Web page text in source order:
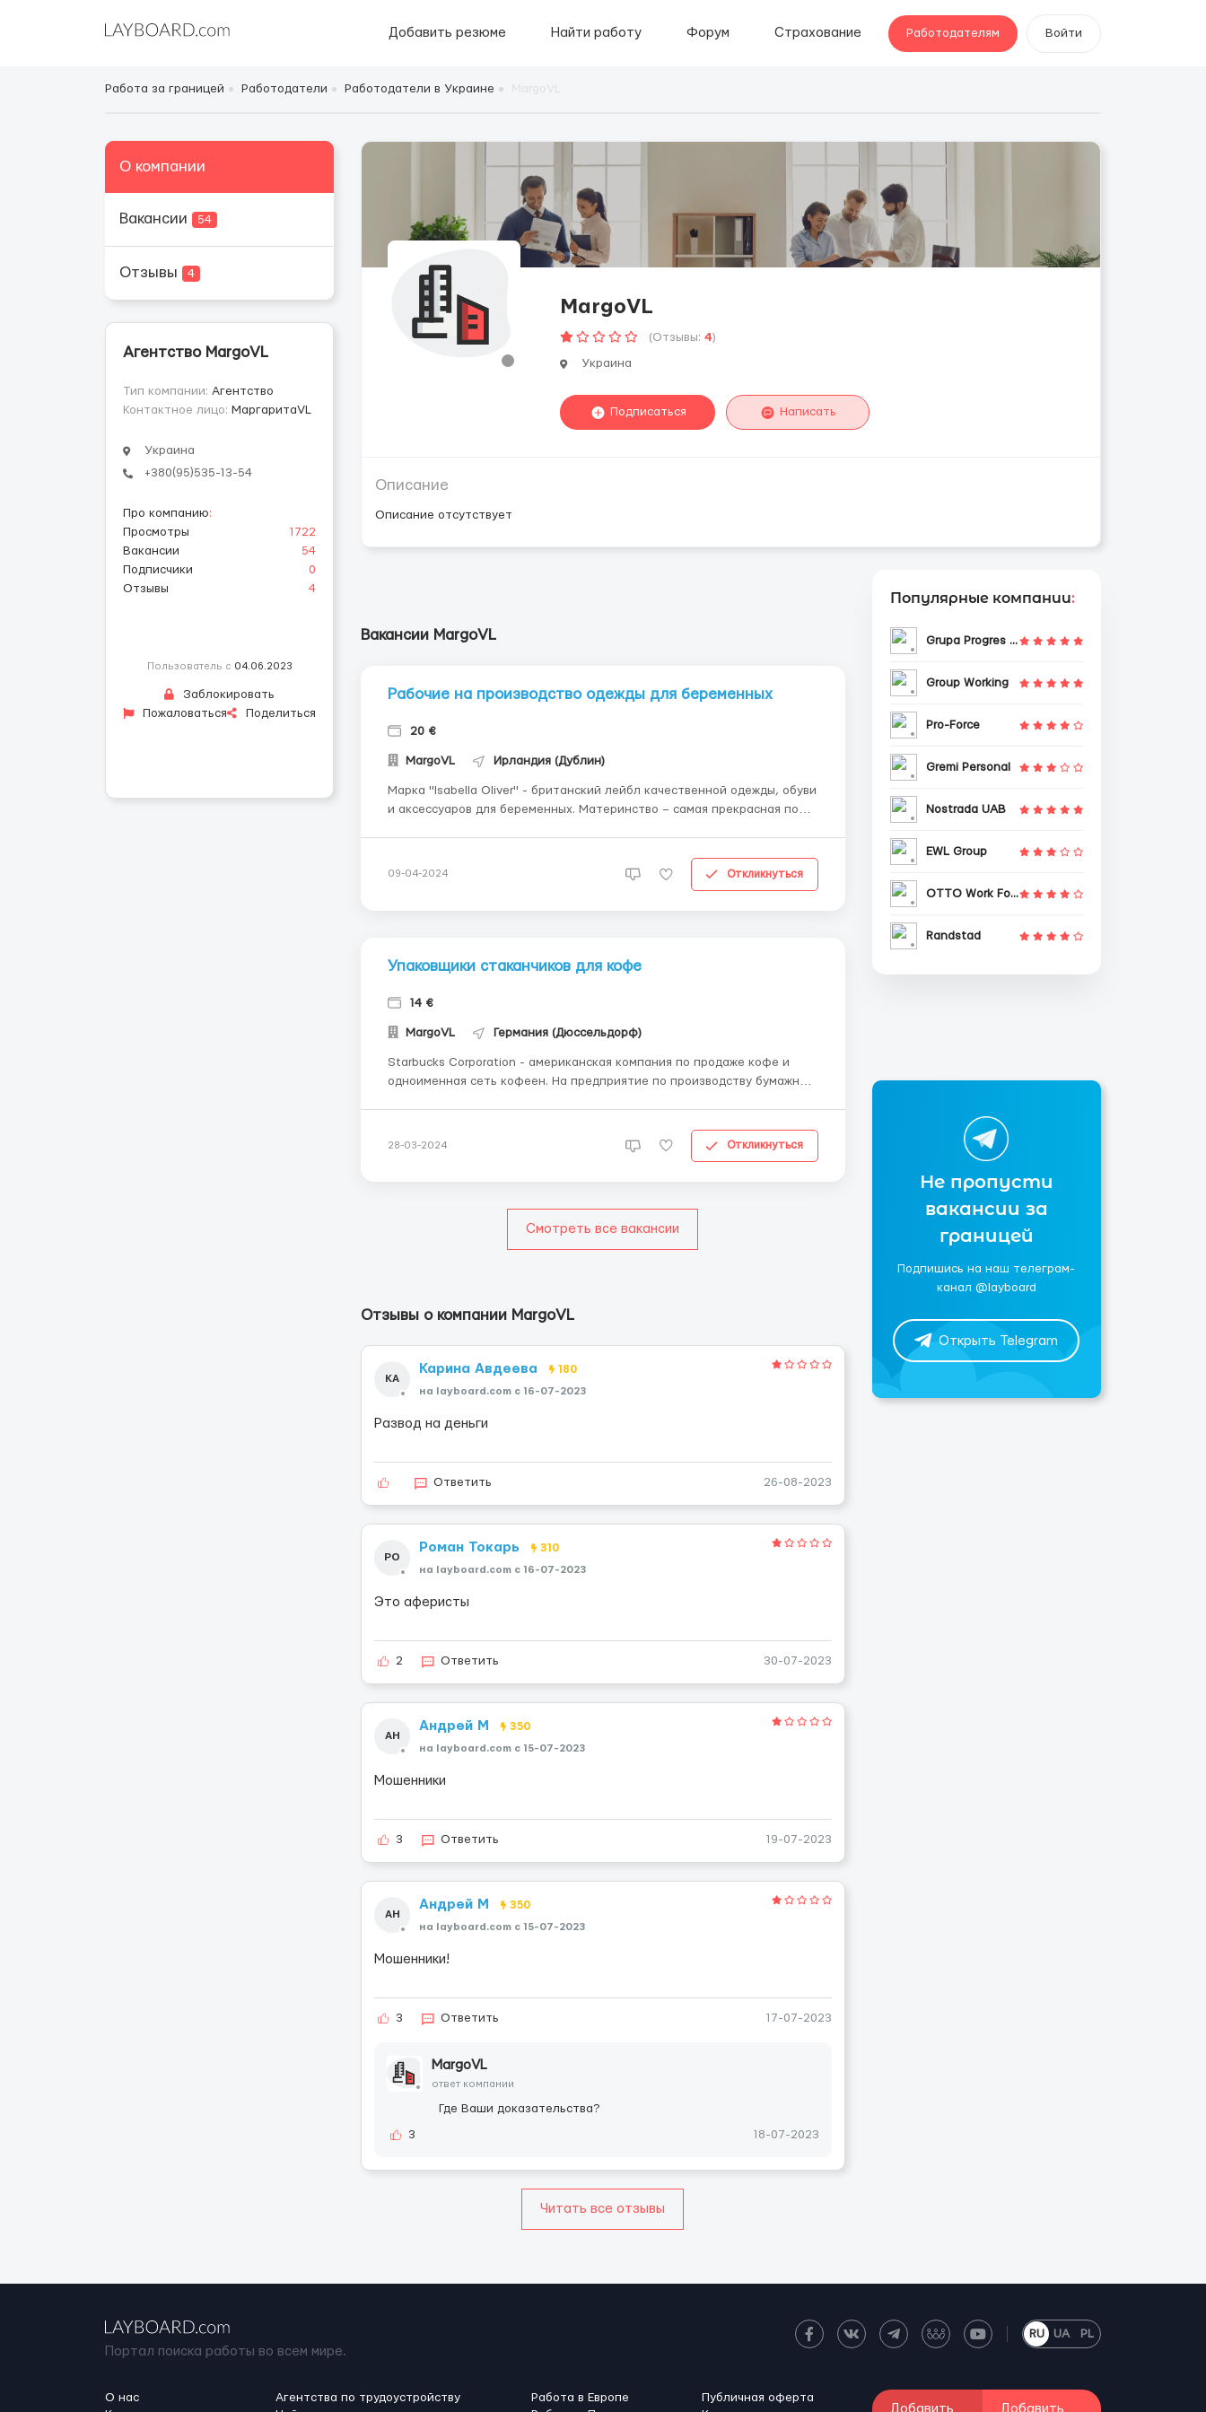
Добавить резюме Найти работу Форум Страхование Работодателям Войти
Работа за границей Работодатели Работодатели в Украине
О компании
Вакансии 54
Отзывы 4
Агентство MargoVL
Тип компании: Агентство
Контактное лицо: МаргаритаVL
Украина
+380(95)535-13-54
Про компанию:
Просмотры
1722
Вакансии
54
Подписчики
0
Отзывы
4
Пользователь с 04.06.2023
Заблокировать
Пожаловаться
Поделиться
MargoVL
(Отзывы: 4)
Украина
Подписаться Написать
Описание
Описание отсутствует
Вакансии MargoVL
Рабочие на производство одежды для беременных
20 €
MargoVL Ирландия (Дублин)
Марка "Isabella Oliver" - британский лейбл качественной одежды, обуви
и аксессуаров для беременных. Материнство – самая прекрасная пора
09-04-2024 Откликнуться
Упаковщики стаканчиков для кофе
14 €
MargoVL Германия (Дюссельдорф)
Starbucks Corporation - американская компания по продаже кофе и
одноименная сеть кофеен. На предприятие по производству бумажных
нет! Обязанности: упаковка стаканчико...
28-03-2024 Откликнуться
Смотреть все вакансии
Отзывы о компании MargoVL
КА
Карина Авдеева 180
на layboard.com c 16-07-2023
Развод на деньги
Ответить 26-08-2023
РО
Роман Токарь 310
на layboard.com c 16-07-2023
Это аферисты
2 Ответить 30-07-2023
АН
Андрей М 350
на layboard.com c 15-07-2023
Мошенники
3 Ответить 19-07-2023
АН
Андрей М 350
на layboard.com c 15-07-2023
Мошенники!
3 Ответить 17-07-2023
MargoVL
ответ компании
Где Ваши доказательства?
3 18-07-2023
Читать все отзывы
Популярные компании:
Grupa Progres Sp. z o.o.
Group Working
Pro-Force
Gremi Personal
Nostrada UAB
EWL Group
OTTO Work Force
Randstad
Не пропусти
вакансии за
границей
Подпишись на наш телеграм-
канал @layboard
Открыть Telegram
Портал поиска работы во всем мире.
RU UA PL
О нас
Агентства по трудоустройству
Работа в Европе
Публичная оферта
Добавить Добавить